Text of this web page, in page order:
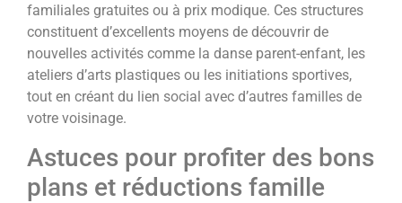
familiales gratuites ou à prix modique. Ces structures
constituent d’excellents moyens de découvrir de
nouvelles activités comme la danse parent-enfant, les
ateliers d’arts plastiques ou les initiations sportives,
tout en créant du lien social avec d’autres familles de
votre voisinage.
Astuces pour profiter des bons
plans et réductions famille